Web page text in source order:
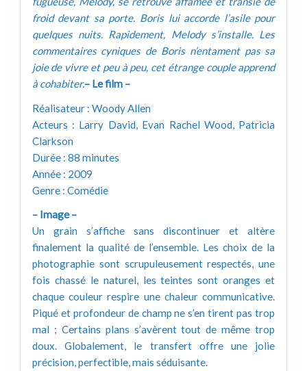
froid devant sa porte. Boris lui accorde l’asile pour
quelques nuits. Rapidement, Melody s’installe. Les
commentaires cyniques de Boris n’entament pas sa
joie de vivre et peu à peu, cet étrange couple apprend
à cohabiter.– Le film –
Réalisateur : Woody Allen
Acteurs : Larry David, Evan Rachel Wood, Patricia
Clarkson
Durée : 88 minutes
Année : 2009
Genre : Comédie
– Image –
Un grain s’affiche sans discontinuer et altère
finalement la qualité de l’ensemble. Les choix de la
photographie sont scrupuleusement respectés, une
fois chassé le naturel, les teintes sont oranges et
chaque couleur respire une chaleur communicative.
Piqué et profondeur de champ ne s’en tirent pas trop
mal ; Certains plans s’avèrent tout de même trop
doux. Globalement, le transfert offre une jolie
précision, perfectible, mais séduisante.